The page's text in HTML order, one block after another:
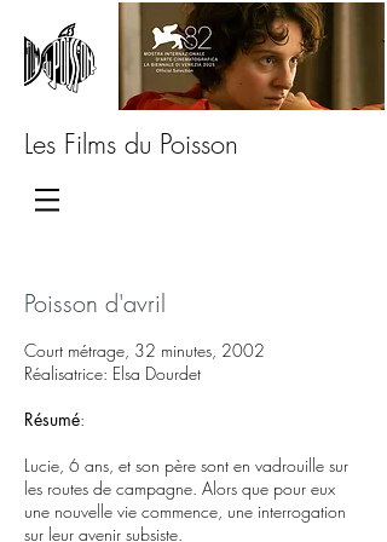
Les Films du Poisson
Poisson d'avril
Court métrage, 32 minutes, 2002
Réalisatrice: Elsa Dourdet
Résumé:
Lucie, 6 ans, et son père sont en vadrouille sur
les routes de campagne. Alors que pour eux
une nouvelle vie commence, une interrogation
sur leur avenir subsiste.